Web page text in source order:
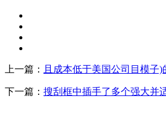
上一篇： 且成本低于美国公司目模子
下一篇： 搜刮框中插手了多个强大并